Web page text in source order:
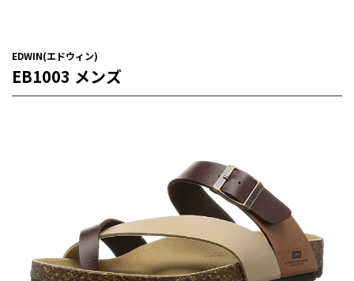
EDWIN(エドウィン)
EB1003 メンズ